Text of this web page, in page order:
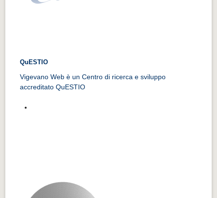
QuESTIO
Vigevano Web è un Centro di ricerca e sviluppo
accreditato QuESTIO